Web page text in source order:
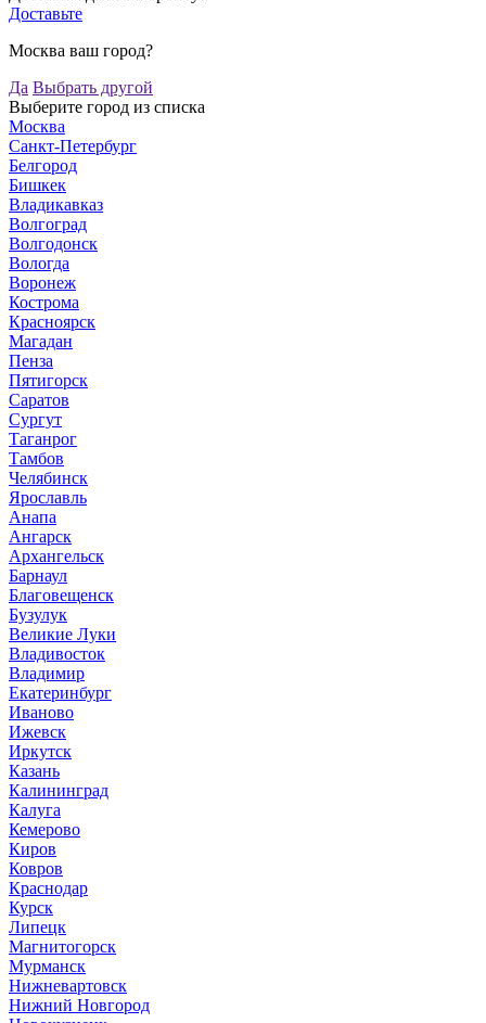
Доставьте
Москва ваш город?
Да Выбрать другой
Выберите город из списка
Москва
Санкт-Петербург
Белгород
Бишкек
Владикавказ
Волгоград
Волгодонск
Вологда
Воронеж
Кострома
Красноярск
Магадан
Пенза
Пятигорск
Саратов
Сургут
Таганрог
Тамбов
Челябинск
Ярославль
Анапа
Ангарск
Архангельск
Барнаул
Благовещенск
Бузулук
Великие Луки
Владивосток
Владимир
Екатеринбург
Иваново
Ижевск
Иркутск
Казань
Калининград
Калуга
Кемерово
Киров
Ковров
Краснодар
Курск
Липецк
Магнитогорск
Мурманск
Нижневартовск
Нижний Новгород